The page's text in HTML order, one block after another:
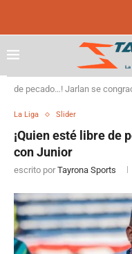
de pecado…! Jarlan se
La Liga Slider
¡Quien esté libre de
con Junior
escrito por Tayrona Sports